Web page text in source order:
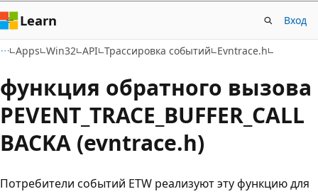
Learn Вход
Apps Win32 API Трассировка событий Evntrace.h
функция обратного вызова
PEVENT_TRACE_BUFFER_CALL
BACKA (evntrace.h)
Потребители событий ETW реализуют эту функцию для